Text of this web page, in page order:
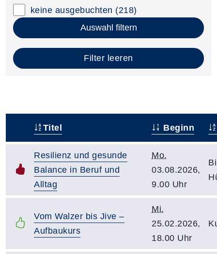
keine ausgebuchten (218)
Auswahl filtern
Filter leeren
Titel Beginn
Resilienz und gesunde
Balance in Beruf und
Alltag
Mo.
03.08.2026,
9.00 Uhr
Vom Walzer bis Jive –
Aufbaukurs
Mi.
25.02.2026,
18.00 Uhr